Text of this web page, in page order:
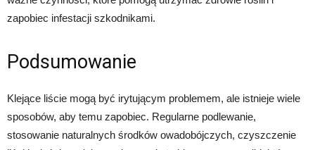
zapobiec infestacji szkodnikami.
Podsumowanie
Klejące liście mogą być irytującym problemem, ale istnieje wiele
sposobów, aby temu zapobiec. Regularne podlewanie,
stosowanie naturalnych środków owadobójczych, czyszczenie